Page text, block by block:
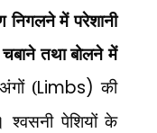
में परेशानी
चबाने तथा बोलने में
(Limbs)की
श्वसनी पेशियों के